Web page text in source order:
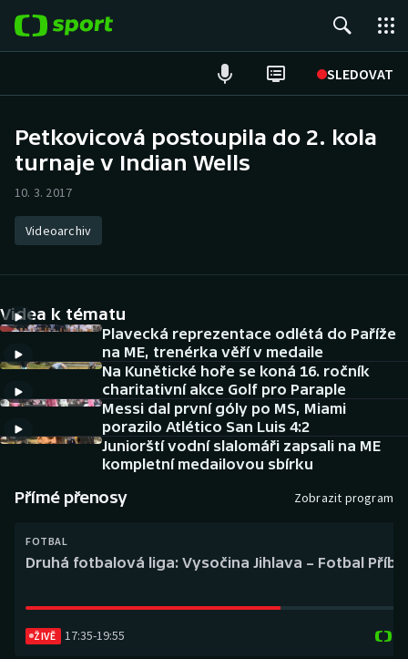
SLEDOVAT
Hokej
Atletika
DALŠÍ SPORTY
Americký fotbal
Baseball a softbal
Biatlon
Boby a skeleton
Curling
NEPŘEHLÉDNĚTE
Historické návraty
Aplikace ČT sport
AZ kvíz
Petkovicová postoupila do 2. kola
turnaje v Indian Wells
10. 3. 2017
Videoarchiv
Videa k tématu
Plavecká reprezentace odlétá do Paříže
na ME, trenérka věří v medaile
Na Kunětické hoře se koná 16. ročník
charitativní akce Golf pro Paraple
Messi dal první góly po MS, Miami
porazilo Atlético San Luis 4:2
Juniorští vodní slalomáři zapsali na ME
kompletní medailovou sbírku
Přímé přenosy Zobrazit program
FOTBAL
Druhá fotbalová liga: Vysočina Jihlava – Fotbal
ŽIVĚ 17:35-19:55